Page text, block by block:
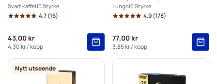
Svart kaffe 10 Styrke
4.7(16)
43,00 kr
4,30 kr/ kopp
Lungo 6 Styrke
4.9(178)
77,00 kr
3,85 kr/ kopp
Nytt utseende